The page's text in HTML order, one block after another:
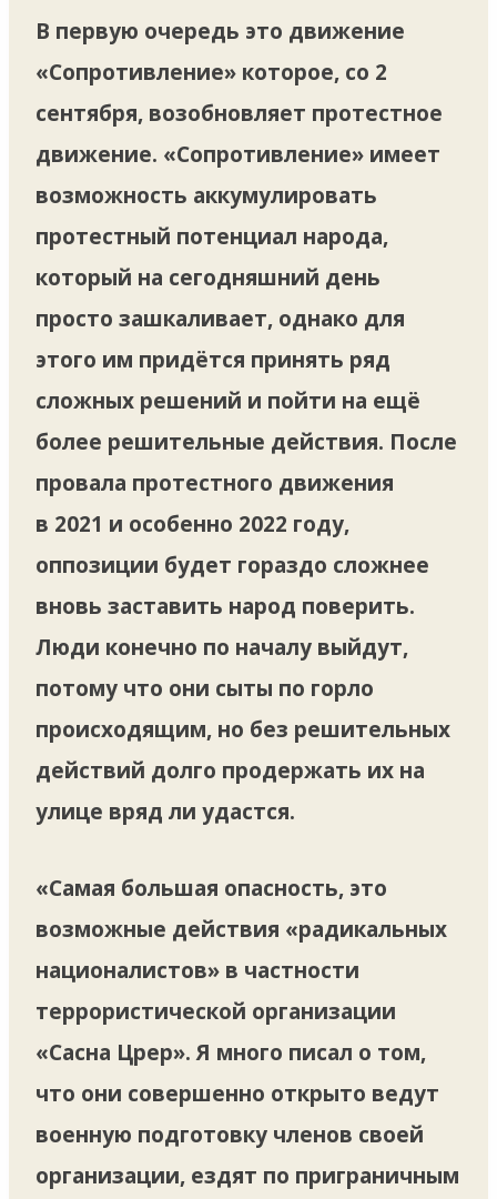
В первую очередь это движение
«Сопротивление» которое, со 2
сентября, возобновляет протестное
движение. «Сопротивление» имеет
возможность аккумулировать
протестный потенциал народа,
который на сегодняшний день
просто зашкаливает, однако для
этого им придётся принять ряд
сложных решений и пойти на ещё
более решительные действия. После
провала протестного движения
в 2021 и особенно 2022 году,
оппозиции будет гораздо сложнее
вновь заставить народ поверить.
Люди конечно по началу выйдут,
потому что они сыты по горло
происходящим, но без решительных
действий долго продержать их на
улице вряд ли удастся.
«Самая большая опасность, это
возможные действия «радикальных
националистов» в частности
террористической организации
«Сасна Црер». Я много писал о том,
что они совершенно открыто ведут
военную подготовку членов своей
организации, ездят по приграничным